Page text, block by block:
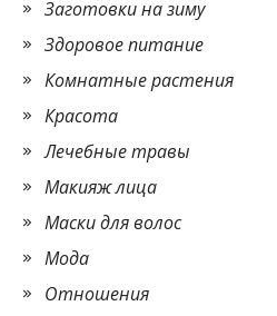
Заготовки на зиму
Здоровое питание
Комнатные растения
Красота
Лечебные травы
Макияж лица
Маски для волос
Мода
Отношения